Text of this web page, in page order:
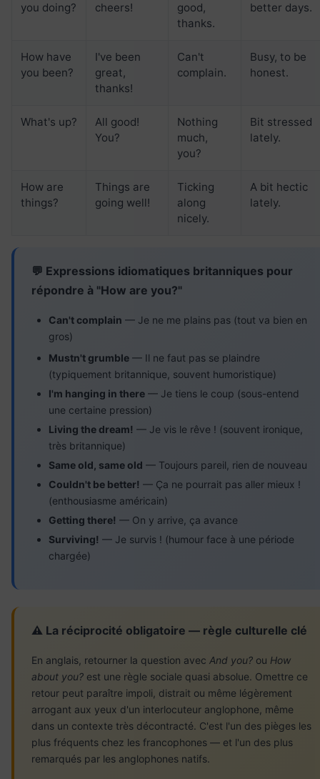
you doing?
cheers!
good,
thanks.
better days.
How have
you been?
I've been
great,
thanks!
Can't
complain.
Busy, to be
honest.
What's up?
All good!
You?
Nothing
much,
you?
Bit stressed
lately.
How are
things?
Things are
going well!
Ticking
along
nicely.
A bit hectic
lately.
💬 Expressions idiomatiques britanniques pour
répondre à "How are you?"
Can't complain — Je ne me plains pas (tout va bien en
gros)
Mustn't grumble — Il ne faut pas se plaindre
(typiquement britannique, souvent humoristique)
I'm hanging in there — Je tiens le coup (sous-entend
une certaine pression)
Living the dream! — Je vis le rêve ! (souvent ironique,
très britannique)
Same old, same old — Toujours pareil, rien de nouveau
Couldn't be better! — Ça ne pourrait pas aller mieux !
(enthousiasme américain)
Getting there! — On y arrive, ça avance
Surviving! — Je survis ! (humour face à une période
chargée)
⚠️ La réciprocité obligatoire — règle culturelle clé
En anglais, retourner la question avec And you? ou How
about you? est une règle sociale quasi absolue. Omettre ce
retour peut paraître impoli, distrait ou même légèrement
arrogant aux yeux d'un interlocuteur anglophone, même
dans un contexte très décontracté. C'est l'un des pièges les
plus fréquents chez les francophones — et l'un des plus
remarqués par les anglophones natifs.